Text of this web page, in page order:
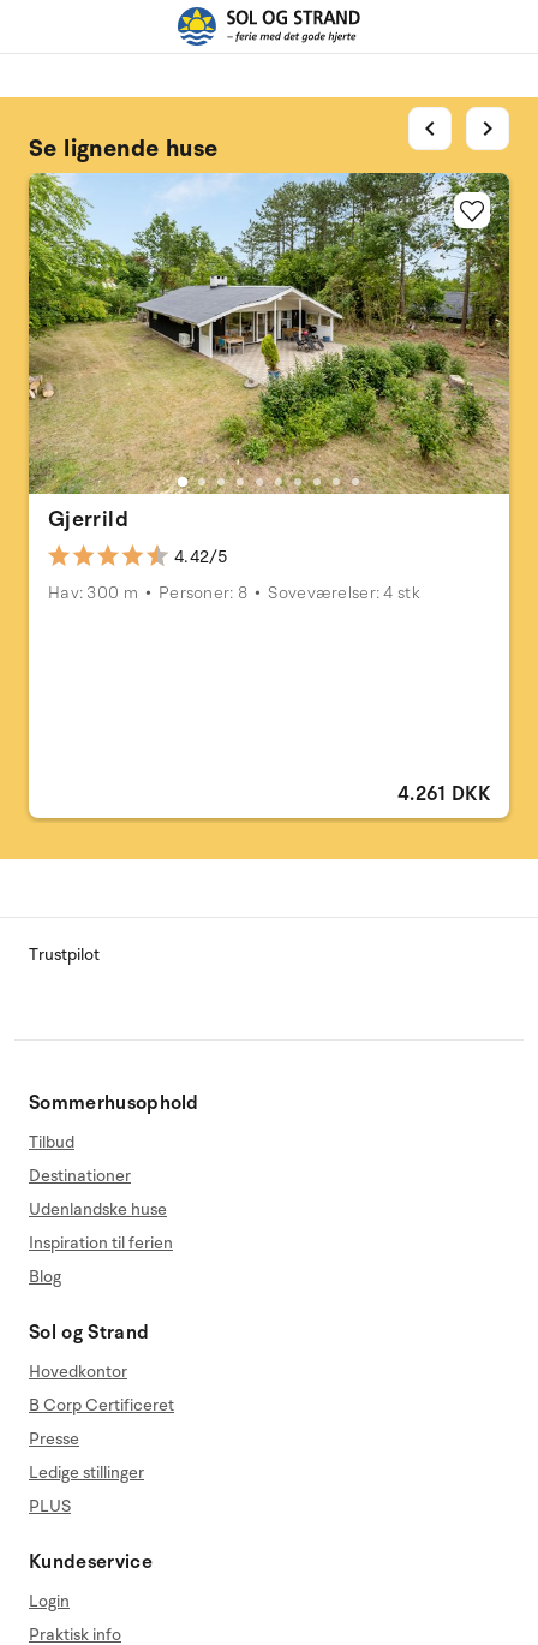
Se lignende huse
Gjerrild
4.42/5
Hav: 300 m
Personer: 8 Soveværelser: 4 stk
4.261 DKK
chevron_left chevron_right
Trustpilot
Sommerhusophold
Tilbud
Destinationer
Udenlandske huse
Inspiration til ferien
Blog
Sol og Strand
Hovedkontor
B Corp Certificeret
Presse
Ledige stillinger
PLUS
Kundeservice
Login
Praktisk info